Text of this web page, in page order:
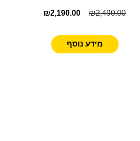
₪2,490.00
₪2,190.00
מידע נוסף